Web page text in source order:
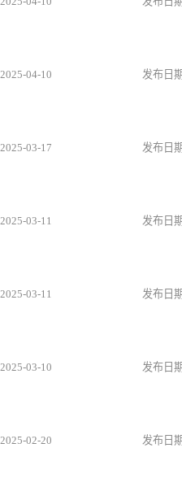
2025-04-10
2025-03-17
2025-03-11
2025-03-11
2025-03-10
2025-02-20